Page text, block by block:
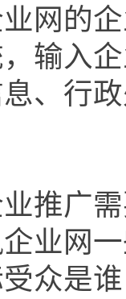
网的
输入
、行
推广
业网
众是